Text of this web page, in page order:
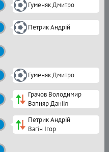
Гуменяк Дмитро
Петрик Андрій
Гуменяк Дмитро
Грачов Володимир
Вапняр Данііл
Петрик Андрій
Вагін Ігор